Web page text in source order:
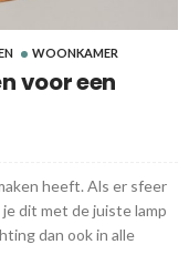
WOONKAMER
voor een
heeft. Als er sfeer
dit met de juiste lamp
dan ook in alle